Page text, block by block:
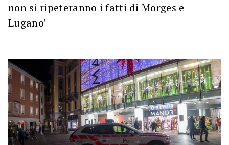
non si ripeteranno i fatti di Morges e
Lugano’